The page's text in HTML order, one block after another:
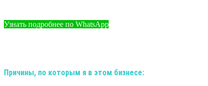
Узнать подробнее по WhatsApp
Причины, по которым я в этом бизнесе: